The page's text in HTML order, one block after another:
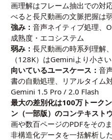
画理解はフレーム抽出での対
べると長尺動画の文脈把握は
強み：音声ネイティブ処理、
成熟度・エコシステム
弱み：長尺動画の時系列理解
（128K）はGeminiより小さい
向いているユースケース：音
書の自動処理、リアルタイム
Gemini 1.5 Pro / 2.0 Flash
最大の差別化は100万トーク
ン（一部版）のコンテキスト
画や数百ページのPDFをその
非構造化データを一括解析し